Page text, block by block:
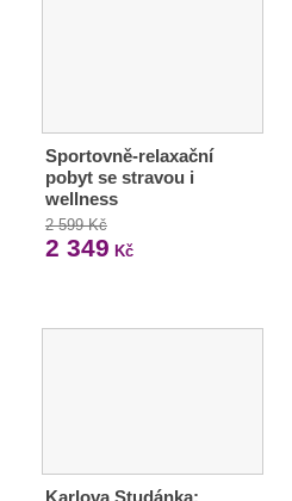
Sportovně-relaxační
pobyt se stravou i
wellness
2 599 Kč
2 349 Kč